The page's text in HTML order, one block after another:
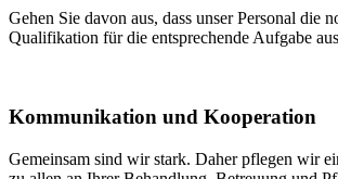
Gehen Sie davon aus, dass unser Personal die
Qualifikation für die entsprechende Aufgabe
Kommunikation und Kooperation
Gemeinsam sind wir stark. Daher pflegen wir